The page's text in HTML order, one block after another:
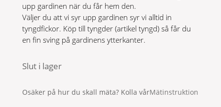
upp gardinen när du får hem den.
Väljer du att vi syr upp gardinen syr vi alltid in
tyngdfickor. Köp till tyngder (artikel tyngd) så får du
en fin sving på gardinens ytterkanter.
Slut i lager
Osäker på hur du skall mäta? Kolla vårMätinstruktion